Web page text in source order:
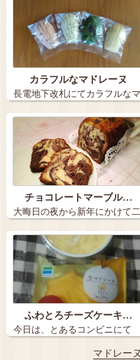
カラフルなマドレーヌ
長電地下改札にてカラフルなマ
ドレーヌ。 …
チョコレートマーブル…
大晦日の夜から新年にかけて二
年越しのスイ…
ふわとろチーズケーキ…
今日は、とあるコンビニにて
マドレー